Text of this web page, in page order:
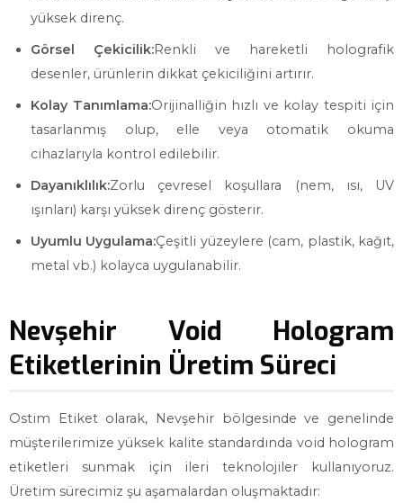
yüksek direnç.
Görsel Çekicilik:Renkli ve hareketli holografik
desenler, ürünlerin dikkat çekiciliğini artırır.
Kolay Tanımlama:Orijinalliğin hızlı ve kolay tespiti için
tasarlanmış olup, elle veya otomatik okuma
cihazlarıyla kontrol edilebilir.
Dayanıklılık:Zorlu çevresel koşullara (nem, ısı, UV
ışınları) karşı yüksek direnç gösterir.
Uyumlu Uygulama:Çeşitli yüzeylere (cam, plastik, kağıt,
metal vb.) kolayca uygulanabilir.
Nevşehir Void Hologram
Etiketlerinin Üretim Süreci
Ostim Etiket olarak, Nevşehir bölgesinde ve genelinde
müşterilerimize yüksek kalite standardında void hologram
etiketleri sunmak için ileri teknolojiler kullanıyoruz.
Üretim sürecimiz şu aşamalardan oluşmaktadır: